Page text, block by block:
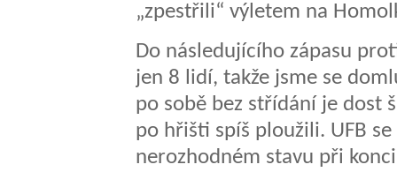
„zpestřili“ výletem na
Do následujícího zápasu
jen 8 lidí, takže jsme se
po sobě bez střídání je dost
po hřišti spíš ploužili. UFB
nerozhodném stavu při